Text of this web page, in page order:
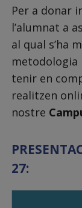
Per a donar
l’alumnat a
al qual s’ha
metodologia
tenir en
realitzen
nostre
27: